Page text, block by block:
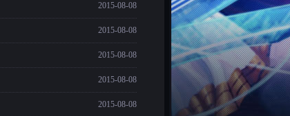
2015-08-08
2015-08-08
2015-08-08
2015-08-08
2015-08-08